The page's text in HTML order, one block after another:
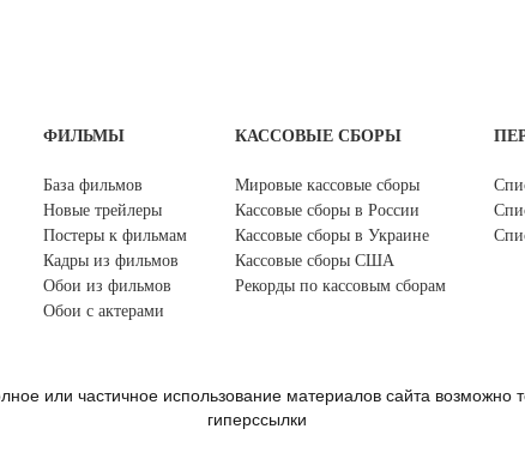
ФИЛЬМЫ
База фильмов
Новые трейлеры
Постеры к фильмам
Кадры из фильмов
Обои из фильмов
Обои с актерами
КАССОВЫЕ СБОРЫ
Мировые кассовые сборы
Кассовые сборы в России
Кассовые сборы в Украине
Кассовые сборы США
Рекорды по кассовым сборам
или частичное использование материалов сайта возможно
гиперссылки